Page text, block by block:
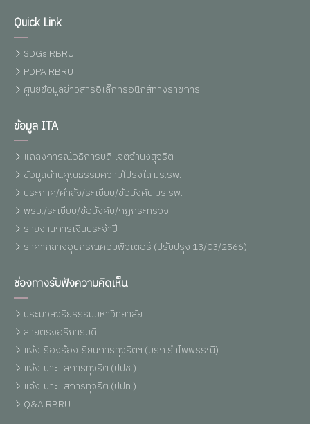
Quick Link
SDGs RBRU
PDPA RBRU
ศูนย์ข้อมูลข่าวสารอิเล็กทรอนิกส์ทางราชการ
ข้อมูล ITA
แถลงการณ์อธิการบดี เจตจำนงสุจริต
ข้อมูลด้านคุณธรรมความโปร่งใส มร.รพ.
ประกาศ/คำสั่ง/ระเบียบ/ข้อบังคับ มร.รพ.
พรบ./ระเบียบ/ข้อบังคับ/กฏกระทรวง
รายงานการเงินประจำปี
ราคากลางอุปกรณ์คอมพิวเตอร์ (ปรับปรุง 13/03/2566)
ช่องทางรับฟังความคิดเห็น
ประมวลจริยธรรมมหาวิทยาลัย
สายตรงอธิการบดี
แจ้งเรื่องร้องเรียนการทุจริตฯ (มรภ.รำไพพรรณี)
แจ้งเบาะแสการทุจริต (ปปช.)
แจ้งเบาะแสการทุจริต (ปปท.)
Q&A RBRU